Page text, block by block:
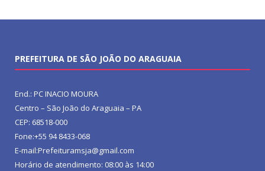
PREFEITURA DE SÃO JOÃO DO ARAGUAIA
End.: PC INACIO MOURA
Centro – São João do Araguaia – PA
CEP: 68518-000
Fone:+55 94 8433-068
E-mail:Prefeituramsja@gmail.com
Horário de atendimento: 08:00 às 14:00